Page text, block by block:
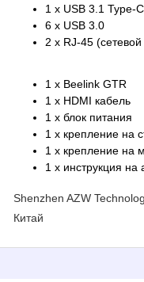
1 x USB 3.1 Type-C
6 x USB 3.0
2 x RJ-45 (сетевой
1 x Beelink GTR
1 x HDMI кабель
1 x блок питания
1 x крепление на
1 x крепление на
1 x инструкция на
Shenzhen AZW
Китай